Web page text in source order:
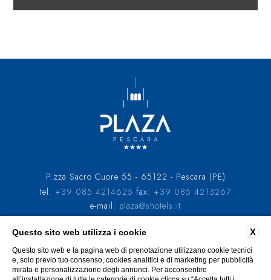
P.zza Sacro Cuore 55 - 65122 - Pescara (PE)
tel: +39 085 4214625 fax: +39 085 4213267
e-mail: plaza@shotels.it
P.Iva: 01358380689
DATI SOCIETARI PRIVACY COOKIE POLICY
CODICI GDS CONTRIBUTI PUBBLICI ACCESSIBILITÀ
X
Questo sito web utilizza i cookie
Questo sito web e la pagina web di prenotazione utilizzano cookie tecnici
e, solo previo tuo consenso, cookies analitici e di marketing per pubblicità
mirata e personalizzazione degli annunci. Per acconsentire